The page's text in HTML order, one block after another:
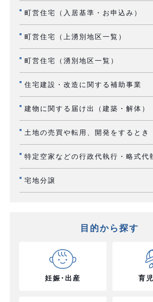
町営住宅（入居基準・お申込み）
町営住宅（上湧別地区一覧）
町営住宅（湧別地区一覧）
住宅建設・改造に関する補助事業
建物に関する届け出（建築・解体）
土地の売買や転用、開発をするとき
特定空家などの行政代執行・略式代
宅地分譲
目的から探す
妊娠･出産 育